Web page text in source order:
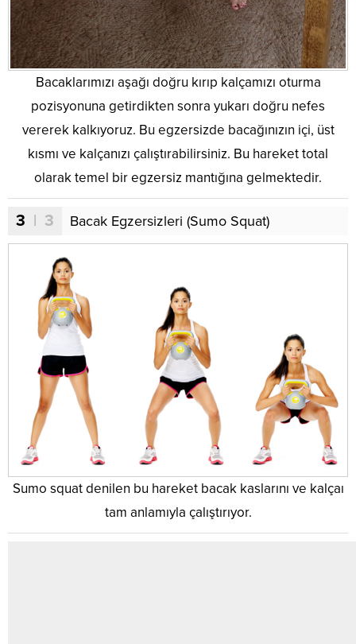
Bacaklarımızı aşağı doğru kırıp kalçamızı oturma
pozisyonuna getirdikten sonra yukarı doğru nefes
vererek kalkıyoruz. Bu egzersizde bacağınızın içi, üst
kısmı ve kalçanızı çalıştırabilirsiniz. Bu hareket total
olarak temel bir egzersiz mantığına gelmektedir.
3 | 3 Bacak Egzersizleri (Sumo Squat)
Sumo squat denilen bu hareket bacak kaslarını ve kalçaı
tam anlamıyla çalıştırıyor.